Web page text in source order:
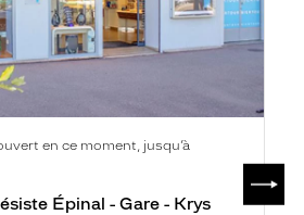
en ce moment, jusqu’à
Épinal - Gare - Krys